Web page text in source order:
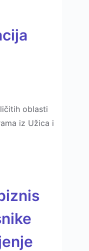
oblasti
iz Užica i